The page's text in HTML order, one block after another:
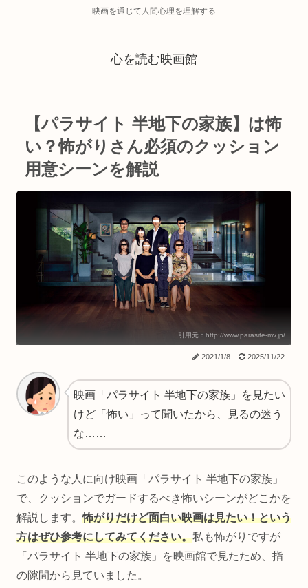
映画を通じて人間心理を理解する
心を読む映画館
【パラサイト 半地下の家族】は怖
い？怖がりさん必須のクッション
用意シーンを解説
引用元：http://www.parasite-mv.jp/
2021/1/8 2025/11/22
映画「パラサイト 半地下の家族」を見たい
けど「怖い」って聞いたから、見るの迷う
な……
このような人に向け映画「パラサイト 半地下の家族」
で、クッションでガードするべき怖いシーンがどこかを
解説します。怖がりだけど面白い映画は見たい！という
方はぜひ参考にしてみてください。私も怖がりですが
「パラサイト 半地下の家族」を映画館で見たため、指
の隙間から見ていました。